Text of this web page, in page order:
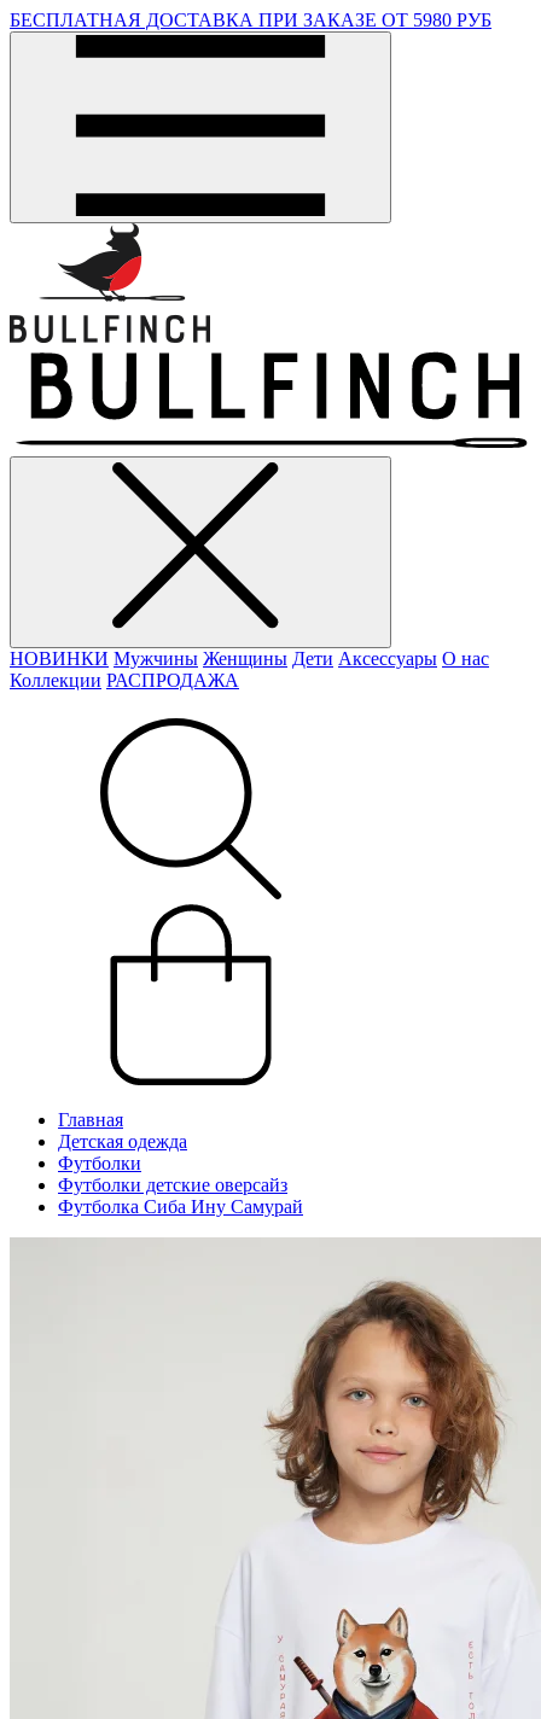
БЕСПЛАТНАЯ ДОСТАВКА ПРИ ЗАКАЗЕ ОТ 5980 РУБ
НОВИНКИ Мужчины Женщины Дети Аксессуары О нас
Коллекции РАСПРОДАЖА
Главная
Детская одежда
Футболки
Футболки детские оверсайз
Футболка Сиба Ину Самурай